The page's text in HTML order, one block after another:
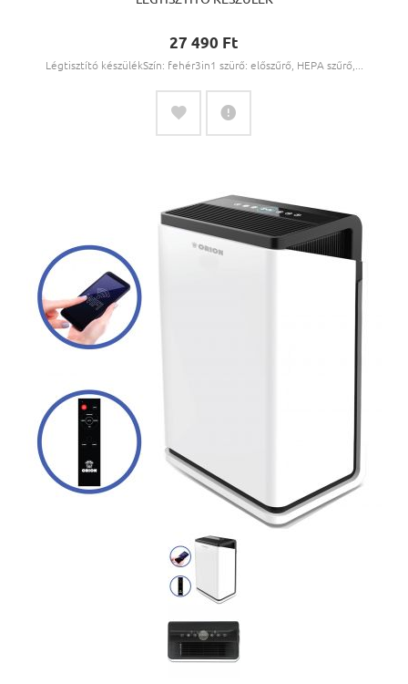
27 490 Ft‎
Légtisztító készülékSzín: fehér3in1 szürő: előszűrő, HEPA szűrő,...